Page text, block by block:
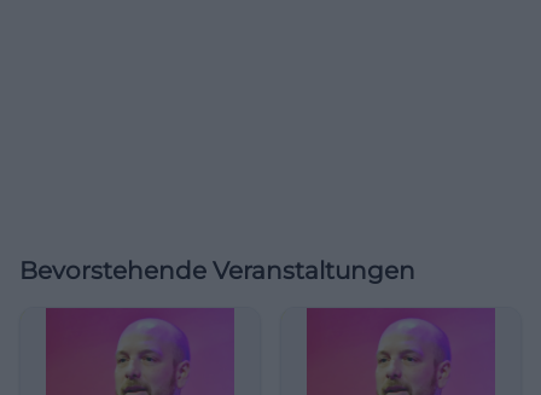
Bevorstehende Veranstaltungen